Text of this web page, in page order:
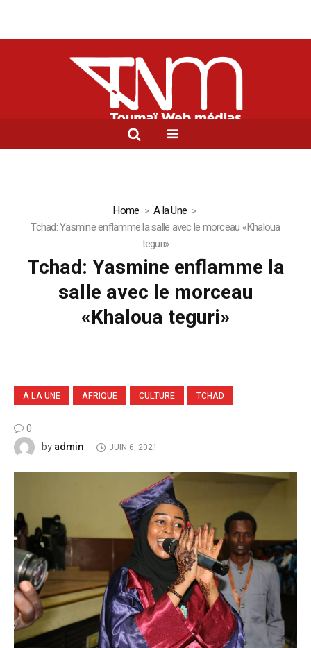
Home
A la Une
Tchad: Yasmine enflamme la salle avec le morceau «Khaloua
teguri»
Tchad: Yasmine enflamme la
salle avec le morceau
«Khaloua teguri»
A LA UNE AFRIQUE CULTURE TCHAD
0
byadmin JUIN 6, 2021